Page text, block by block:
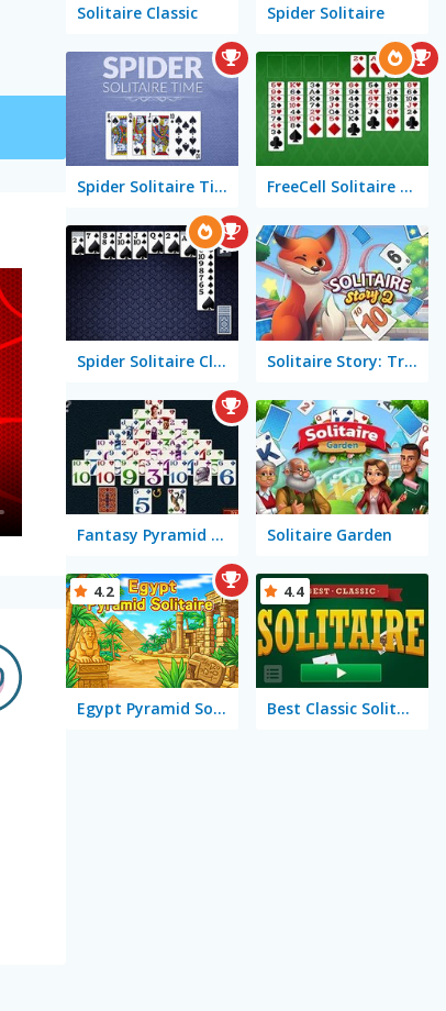
Solitaire Classic Spider Solitaire
Spider Solitaire Time FreeCell Solitaire Classic
Spider Solitaire Classic Solitaire Story: TriPeaks 2
Fantasy Pyramid Solitaire Solitaire Garden
Egypt Pyramid Solitaire
4.2
Best Classic Solitaire
4.4